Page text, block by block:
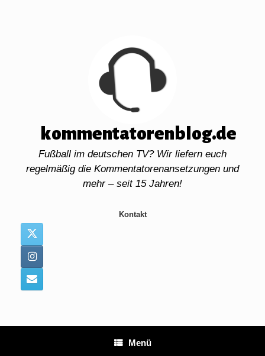
kommentatorenblog.de
Fußball im deutschen TV? Wir liefern euch
regelmäßig die Kommentatorenansetzungen und
mehr – seit 15 Jahren!
Kontakt
Menü